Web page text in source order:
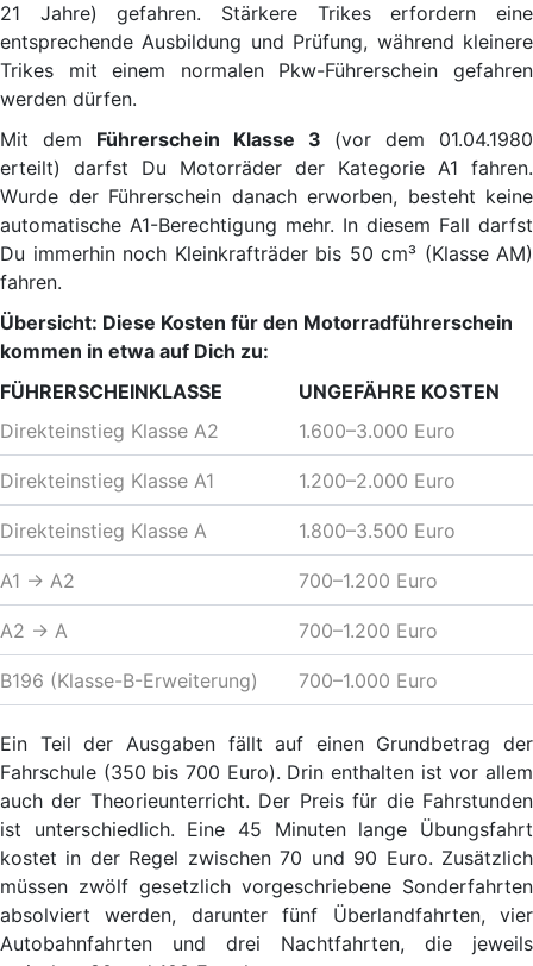
21 Jahre) gefahren. Stärkere Trikes erfordern eine
entsprechende Ausbildung und Prüfung, während kleinere
Trikes mit einem normalen Pkw-Führerschein gefahren
werden dürfen.
Mit dem Führerschein Klasse 3 (vor dem 01.04.1980
erteilt) darfst Du Motorräder der Kategorie A1 fahren.
Wurde der Führerschein danach erworben, besteht keine
automatische A1-Berechtigung mehr. In diesem Fall darfst
Du immerhin noch Kleinkrafträder bis 50 cm³ (Klasse AM)
fahren.
Übersicht: Diese Kosten für den Motorradführerschein
kommen in etwa auf Dich zu:
FÜHRERSCHEINKLASSE
UNGEFÄHRE KOSTEN
Direkteinstieg Klasse A2
1.600–3.000 Euro
Direkteinstieg Klasse A1 1.200–2.000 Euro
Direkteinstieg Klasse A 1.800–3.500 Euro
A1 → A2 700–1.200 Euro
A2 → A 700–1.200 Euro
B196 (Klasse-B-Erweiterung) 700–1.000 Euro
Ein Teil der Ausgaben fällt auf einen Grundbetrag der
Fahrschule (350 bis 700 Euro). Drin enthalten ist vor allem
auch der Theorieunterricht. Der Preis für die Fahrstunden
ist unterschiedlich. Eine 45 Minuten lange Übungsfahrt
kostet in der Regel zwischen 70 und 90 Euro. Zusätzlich
müssen zwölf gesetzlich vorgeschriebene Sonderfahrten
absolviert werden, darunter fünf Überlandfahrten, vier
Autobahnfahrten und drei Nachtfahrten, die jeweils